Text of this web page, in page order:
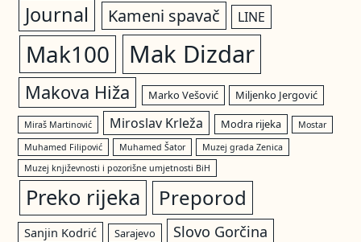
Journal Kameni spavač LINE
Mak100 Mak Dizdar
Makova Hiža Marko Vešović Miljenko Jergović
Miraš Martinović Miroslav Krleža Modra rijeka
Mostar
Muhamed Filipović
Muhamed Šator
Muzej grada Zenica
Muzej književnosti i pozorišne umjetnosti BiH
Preko rijeka Preporod
Sanjin Kodrić Sarajevo Slovo Gorčina